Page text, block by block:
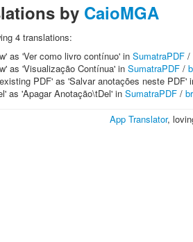
by CaioMGA
4 translations:
as 'Ver como livro contínuo' in SumatraPDF /
as 'Visualização Contínua' in SumatraPDF /
PDF' as 'Salvar anotações neste PDF'
as 'Apagar Anotação\tDel' in SumatraPDF / br
App Translator,